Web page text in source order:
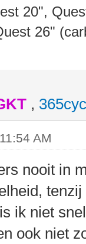
20",
26"
,
AM
nooit in
ik niet
ook niet